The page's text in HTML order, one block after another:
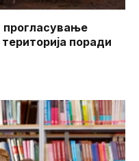
прогласување
поради